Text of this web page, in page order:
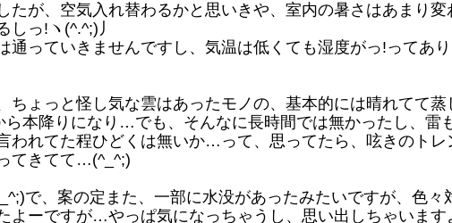
が、空気入れ替わるかと思いきや、室内の暑さはあまり変
っ!ヽ(^.^;)丿
っていきませんですし、気温は低くても湿度がっ!ってあ
ょっと怪し気な雲はあったモノの、基本的には晴れてて蒸
本降りになり…でも、そんなに長時間では無かったし、雷
れてた程ひどくは無いか…って、思ってたら、呟きのトレ
てきてて…(^_^;)
で、案の定また、一部に水没があったみたいですが、色々
よーですが…やっぱ気になっちゃうし、思い出しちゃいます